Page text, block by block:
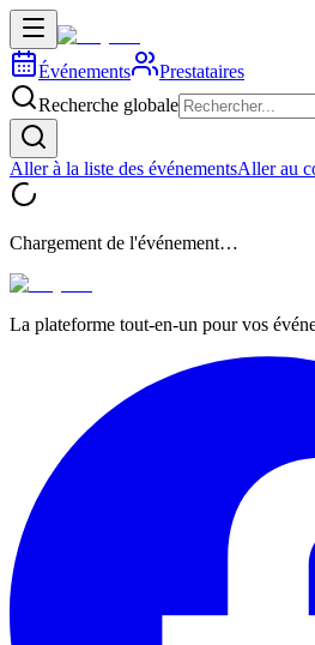
Événements
Prestataires
Recherche globale
Aller à la liste des événementsAller au
Chargement de l'événement…
La plateforme tout-en-un pour vos